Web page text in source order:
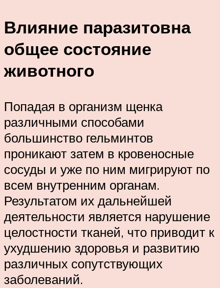
Влияние паразитовна
общее состояние
животного
Попадая в организм щенка
различными способами
большинство гельминтов
проникают затем в кровеносные
сосуды и уже по ним мигрируют по
всем внутренним органам.
Результатом их дальнейшей
деятельности является нарушение
целостности тканей, что приводит к
ухудшению здоровья и развитию
различных сопутствующих
заболеваний.